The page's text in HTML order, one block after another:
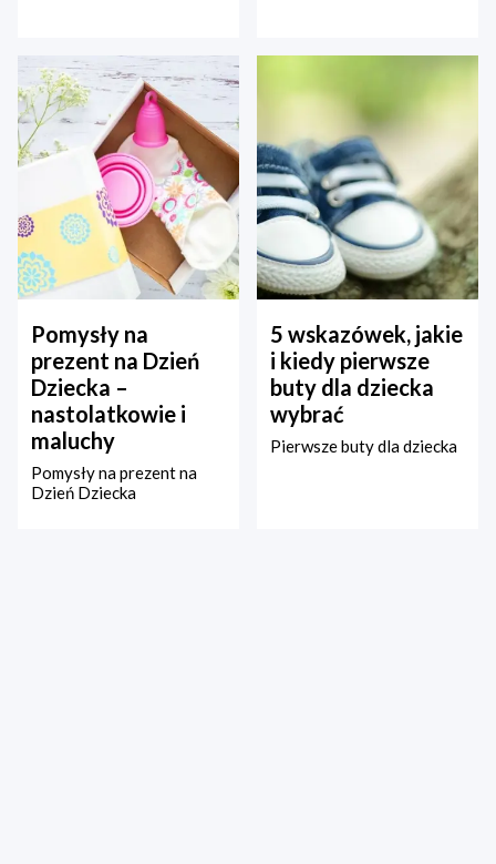
Pomysły na
prezent na Dzień
Dziecka –
nastolatkowie i
maluchy
Pomysły na prezent na
Dzień Dziecka
5 wskazówek, jakie
i kiedy pierwsze
buty dla dziecka
wybrać
Pierwsze buty dla dziecka